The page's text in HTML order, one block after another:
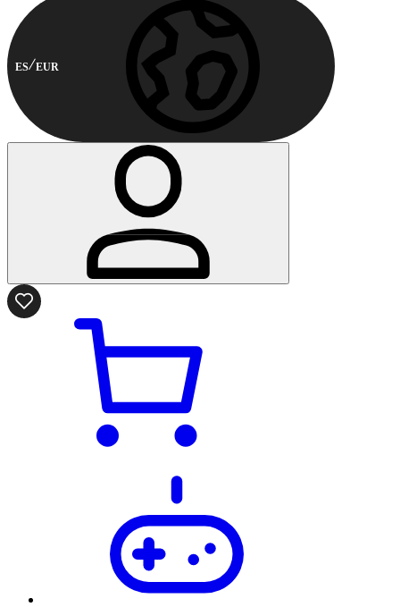
ES EUR